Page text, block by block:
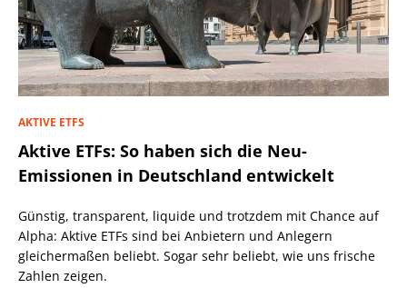
AKTIVE ETFS
Aktive ETFs: So haben sich die Neu-
Emissionen in Deutschland entwickelt
Günstig, transparent, liquide und trotzdem mit Chance auf
Alpha: Aktive ETFs sind bei Anbietern und Anlegern
gleichermaßen beliebt. Sogar sehr beliebt, wie uns frische
Zahlen zeigen.